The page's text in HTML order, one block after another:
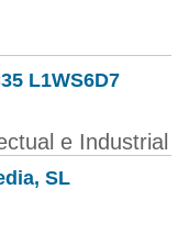
L1WS6D7
e Industrial
SL